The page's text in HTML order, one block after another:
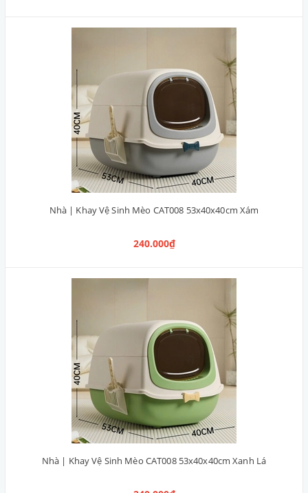
Nhà | Khay Vệ Sinh Mèo CAT008 53x40x40cm Xám
240.000₫
Nhà | Khay Vệ Sinh Mèo CAT008 53x40x40cm Xanh Lá